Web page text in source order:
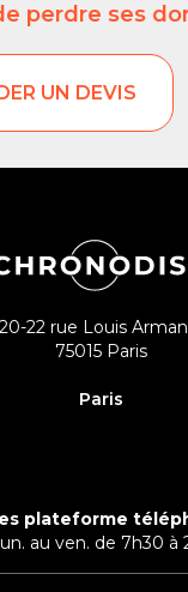
perdre ses
UN DEVIS
20-22 rue Louis
75015 Paris
Paris
plateforme
au ven. de 7h30 à